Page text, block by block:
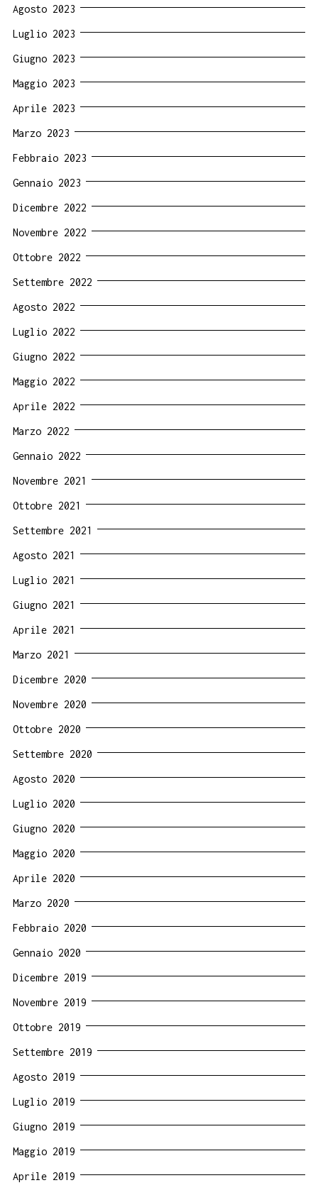
Agosto 2023
Luglio 2023
Giugno 2023
Maggio 2023
Aprile 2023
Marzo 2023
Febbraio 2023
Gennaio 2023
Dicembre 2022
Novembre 2022
Ottobre 2022
Settembre 2022
Agosto 2022
Luglio 2022
Giugno 2022
Maggio 2022
Aprile 2022
Marzo 2022
Gennaio 2022
Novembre 2021
Ottobre 2021
Settembre 2021
Agosto 2021
Luglio 2021
Giugno 2021
Aprile 2021
Marzo 2021
Dicembre 2020
Novembre 2020
Ottobre 2020
Settembre 2020
Agosto 2020
Luglio 2020
Giugno 2020
Maggio 2020
Aprile 2020
Marzo 2020
Febbraio 2020
Gennaio 2020
Dicembre 2019
Novembre 2019
Ottobre 2019
Settembre 2019
Agosto 2019
Luglio 2019
Giugno 2019
Maggio 2019
Aprile 2019